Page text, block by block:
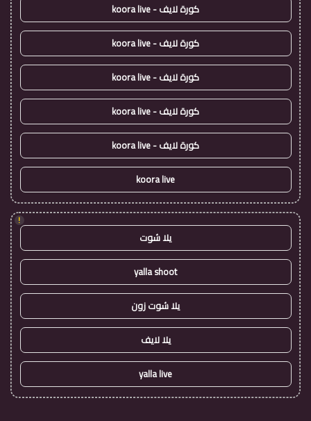
كورة لايف - koora live
كورة لايف - koora live
كورة لايف - koora live
كورة لايف - koora live
كورة لايف - koora live
koora live
!
يلا شوت
yalla shoot
يلا شوت زون
يلا لايف
yalla live